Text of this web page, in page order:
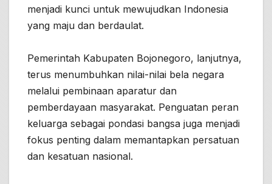
menjadi kunci untuk mewujudkan Indonesia
yang maju dan berdaulat.
Pemerintah Kabupaten Bojonegoro, lanjutnya,
terus menumbuhkan nilai-nilai bela negara
melalui pembinaan aparatur dan
pemberdayaan masyarakat. Penguatan peran
keluarga sebagai pondasi bangsa juga menjadi
fokus penting dalam memantapkan persatuan
dan kesatuan nasional.